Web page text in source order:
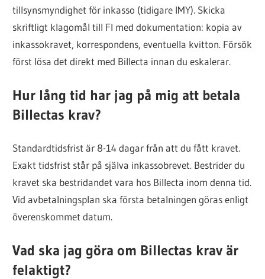
tillsynsmyndighet för inkasso (tidigare IMY). Skicka
skriftligt klagomål till FI med dokumentation: kopia av
inkassokravet, korrespondens, eventuella kvitton. Försök
först lösa det direkt med Billecta innan du eskalerar.
Hur lång tid har jag på mig att betala
Billectas krav?
Standardtidsfrist är 8-14 dagar från att du fått kravet.
Exakt tidsfrist står på själva inkassobrevet. Bestrider du
kravet ska bestridandet vara hos Billecta inom denna tid.
Vid avbetalningsplan ska första betalningen göras enligt
överenskommet datum.
Vad ska jag göra om Billectas krav är
felaktigt?